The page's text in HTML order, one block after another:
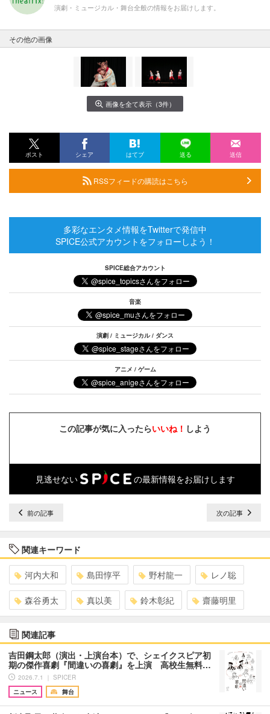
演劇・ミュージカル・舞台全般の情報をお届けします。
その他の画像
画像を全て表示（3件）
ポスト シェア はてブ 送る 送信
RSSフィードの購読はこちら
多彩なエンタメ情報をTwitterで発信中
SPICE公式アカウントをフォローしよう！
SPICE総合アカウント
音楽
演劇 / ミュージカル / ダンス
アニメ / ゲーム
この記事が気に入ったらいいね！ しよう
見逃せない の最新情報をお届けします
前の記事 次の記事
関連キーワード
河内大和 島田惇平 野村龍一 レノ聡
森谷勇太 真以美 鈴木彰紀 齋藤明里
関連記事
吉田鋼太郎（演出・上演台本）で、シェイクスピア初
期の傑作喜劇『間違いの喜劇』を上演 高校生無料…
2026.7.1 ｜ SPICER
ニュース
舞台